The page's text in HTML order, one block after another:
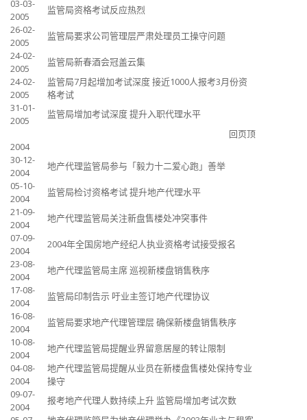
03-03-
2005
监管局资格考试反应热烈
26-02-
2005
监管局要求公司管理层严肃处理员工操守问题
24-02-
2005
监管局新春酒会冠盖云集
24-02-
2005
监管局7月起增加考试深度 接近1000人报考3月份资
格考试
31-01-
2005
监管局增加考试深度 提升入职代理水平
回页顶
2004
30-12-
2004
地产代理监管局参与「毅力十二爱心跑」善举
05-10-
2004
监管局检讨资格考试 提升地产代理水平
21-09-
2004
地产代理监管局关注新盘售楼处冲突事件
07-09-
2004
2004年全国房地产经纪人执业资格考试接受报名
23-08-
2004
地产代理监管局主席 巡视新楼盘销售秩序
17-08-
2004
监管局印制告示 吁业主签订地产代理协议
16-08-
2004
监管局要求地产代理管理层 确保新楼盘销售秩序
10-08-
2004
地产代理监管局提醒业界留意居屋的转让限制
04-08-
2004
地产代理监管局提醒从业员在新楼盘售楼处保持专业
操守
09-07-
2004
报考地产代理人数持续上升 监管局增加考试次数